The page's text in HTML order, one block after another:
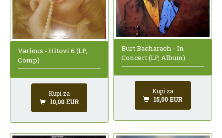
Various - Hitovi 6 (LP,
Comp)
Kupi za
10,00 EUR
Burt Bacharach - In
Concert (LP, Album)
Kupi za
15,00 EUR